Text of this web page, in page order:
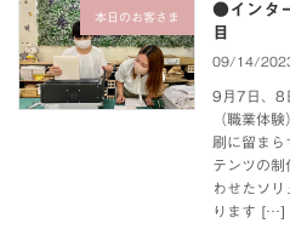
本日のお客さま
●インタ
目
09/14/
9月7日、8
（職業体
刷に留まら
テンツの制
わせたソ
ります […]